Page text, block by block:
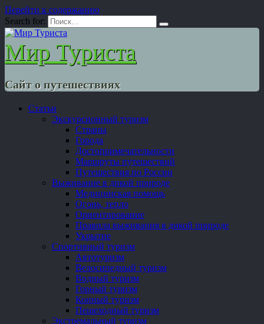
Перейти к содержанию
Search for:
Мир Туриста
Сайт о путешествиях
Статьи
Экскурсионный туризм
Страны
Города
Достопримечательности
Маршруты путешествий
Путешествия по России
Выживание в дикой природе
Медицинская помощь
Огонь, тепло
Ориентирование
Правила выживания в дикой природе
Укрытие
Спортивный туризм
Автотуризм
Велосипедный туризм
Водный туризм
Горный туризм
Конный туризм
Пешеходный туризм
Экстремальный туризм